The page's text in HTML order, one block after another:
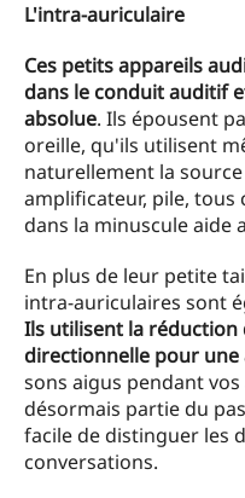
L'intra-auriculaire
Ces petits appareils
dans le conduit auditif
absolue. Ils épousent
oreille, qu'ils utilisent
naturellement la
amplificateur, pile, tous
dans la minuscule aide
En plus de leur petite
intra-auriculaires sont
Ils utilisent la
directionnelle pour
sons aigus pendant
désormais partie du
facile de distinguer les
conversations.